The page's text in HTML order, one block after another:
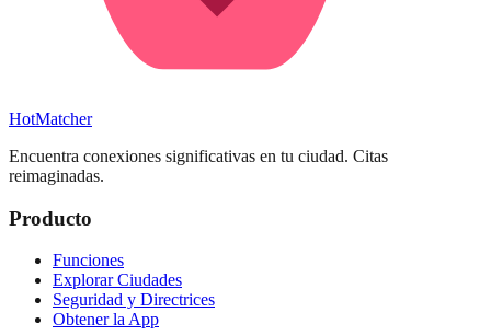
HotMatcher
Encuentra conexiones significativas en tu ciudad. Citas
reimaginadas.
Producto
Funciones
Explorar Ciudades
Seguridad y Directrices
Obtener la App